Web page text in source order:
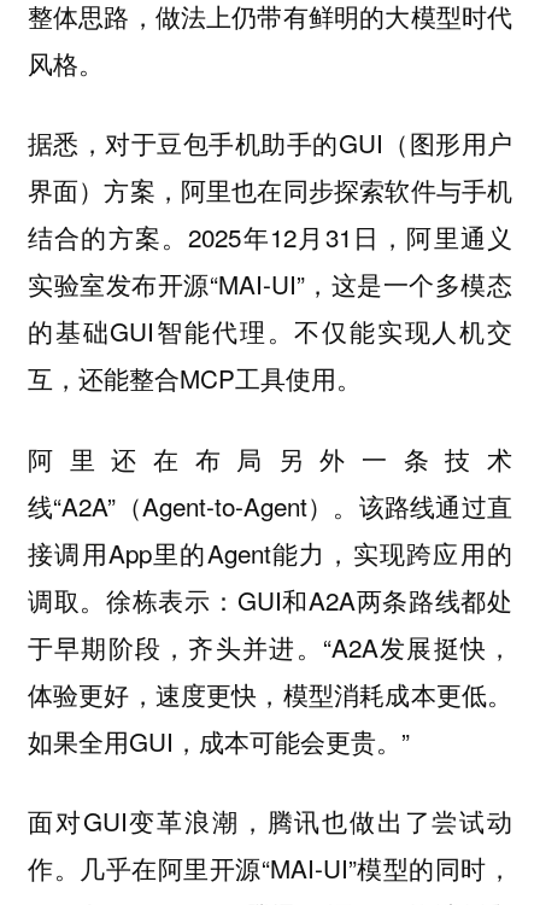
整体思路，做法上仍带有鲜明的大模型时代
风格。
据悉，对于豆包手机助手的GUI（图形用户
界面）方案，阿里也在同步探索软件与手机
结合的方案。2025年12月31日，阿里通义
实验室发布开源“MAI-UI”，这是一个多模态
的基础GUI智能代理。不仅能实现人机交
互，还能整合MCP工具使用。
阿里还在布局另外一条技术
线“A2A”（Agent-to-Agent）。该路线通过直
接调用App里的Agent能力，实现跨应用的
调取。徐栋表示：GUI和A2A两条路线都处
于早期阶段，齐头并进。“A2A发展挺快，
体验更好，速度更快，模型消耗成本更低。
如果全用GUI，成本可能会更贵。”
面对GUI变革浪潮，腾讯也做出了尝试动
作。几乎在阿里开源“MAI-UI”模型的同时，